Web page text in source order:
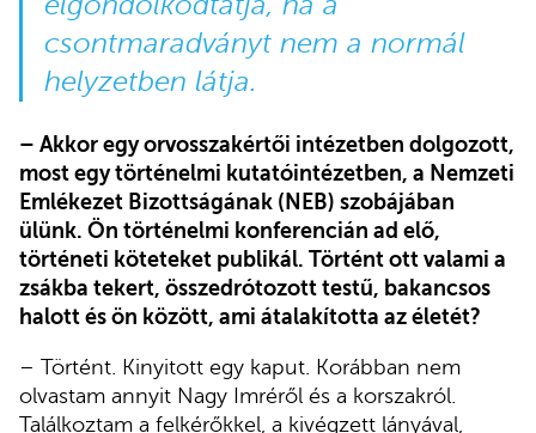
csontmaradványt nem a normál
helyzetben látja.
– Akkor egy orvosszakértői intézetben dolgozott,
most egy történelmi kutatóintézetben, a Nemzeti
Emlékezet Bizottságának (NEB) szobájában
ülünk. Ön történelmi konferencián ad elő,
történeti köteteket publikál. Történt ott valami a
zsákba tekert, összedrótozott testű, bakancsos
halott és ön között, ami átalakította az életét?
– Történt. Kinyitott egy kaput. Korábban nem
olvastam annyit Nagy Imréről és a korszakról.
Találkoztam a felkérőkkel, a kivégzett lányával,